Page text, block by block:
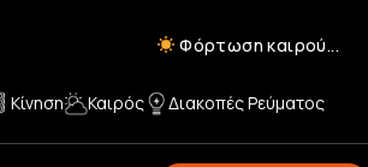
Φόρτωση καιρού...
Κίνηση Καιρός Διακοπές Ρεύματος